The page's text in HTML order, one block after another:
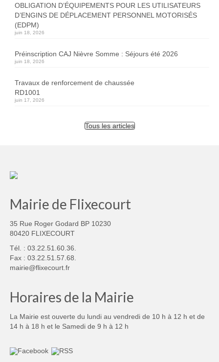
OBLIGATION D’ÉQUIPEMENTS POUR LES UTILISATEURS
D’ENGINS DE DÉPLACEMENT PERSONNEL MOTORISÉS
(EDPM)
juin 18, 2026
Préinscription CAJ Nièvre Somme : Séjours été 2026
juin 18, 2026
Travaux de renforcement de chaussée
RD1001
juin 17, 2026
Tous les articles
Mairie de Flixecourt
35 Rue Roger Godard BP 10230
80420 FLIXECOURT
Tél. : 03.22.51.60.36.
Fax : 03.22.51.57.68.
mairie@flixecourt.fr
Horaires de la Mairie
La Mairie est ouverte du lundi au vendredi de 10 h à 12 h et de
14 h à 18 h et le Samedi de 9 h à 12 h